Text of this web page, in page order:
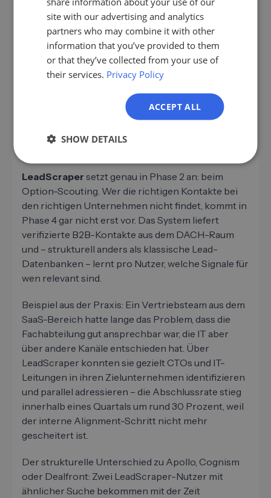
Fallbeispielen und Argumenten ausstattest,
scheitert beim internen Selling.
Gegenmaßnahme: Mindestens ein Champion-
Pack pro Deal – ROI-Case, Vergleichs-Blatt,
Referenz-Kontakt.
Entscheidungsprozess – die Pre-
LeadScraper setzt genau in Phase 2 an: beim
Option-Scouting. Wer die richtigen Kontakte bei
den richtigen Unternehmen nicht findet, kommt in
Phase 4 gar nicht erst vor. Das System liefert
verifizierte B2B-Kontakte aus dem DACH-Raum
und – strukturell anders als klassische Lead-
Datenbanken – lernt pro Nutzer, welche Signale für
wen relevant sind.
Beispiel aus der Praxis: Ein Vertriebsteam aus dem
SaaS-Bereich hatte lange das Problem, dass die
Fachabteilung gut ansprechbar war, die IT aber
über andere Kanäle entschieden hat. Über
LeadScraper konnten sie gezielt CTOs und IT-
Leitungen in ihren Zielunternehmen identifizieren
und parallel adressieren – die Abschlussrate stieg
innerhalb eines Quartals um rund 30 Prozent, weil
der interne Alignment-Schritt nicht mehr
gescheitert ist.
Der strukturelle Unterschied zu Apollo, Cognism
oder Dealfront: Zwei LeadScraper-Nutzer mit
ähnlicher Suche bekommen mit der Zeit
FR
PL
site with our advertising and analytics
partners who may combine it with other
information that you’ve provided to them
or that they’ve collected from your use of
their services. Privacy Policy
ACCEPT ALL
SHOW DETAILS